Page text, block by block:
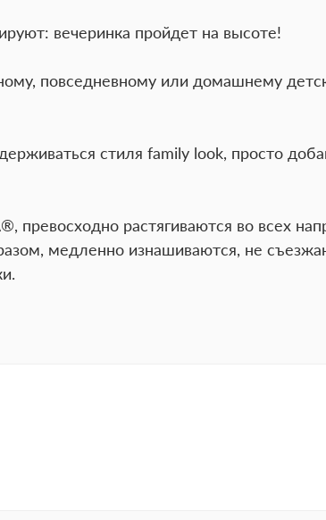
вечеринка пройдет на высоте!
повседневному или домашнему
стиля family look, просто
превосходно растягиваются во всех
медленно изнашиваются, не